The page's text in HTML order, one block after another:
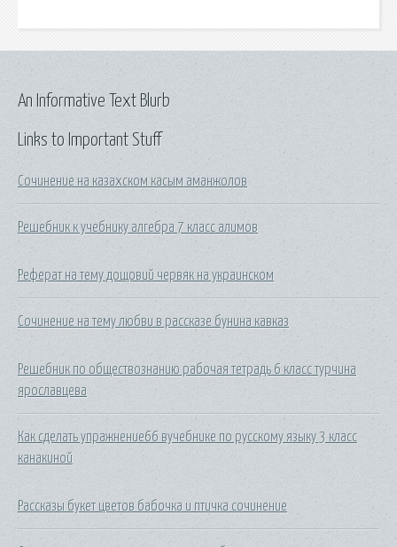
Links to Important Stuff
Сочинение на казахском касым аманжолов
Решебник к учебнику алгебра 7 класс алимов
Реферат на тему дощовий червяк на украинском
Сочинение на тему любви в рассказе бунина кавказ
Решебник по обществознанию рабочая тетрадь 6 класс турчина
ярославцева
Как сделать упражнение66 вучебнике по русскому языку 3 класс
канакиной
Рассказы букет цветов бабочка и птичка сочинение
An Informative Text Blurb